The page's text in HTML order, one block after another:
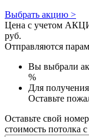
Выбрать акцию >
Цена с учетом
руб.
Отправляются
Вы выбрали
%
Для
Оставьте
Оставьте свой
стоимость потолка